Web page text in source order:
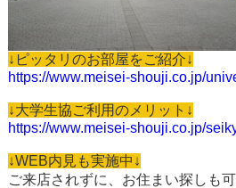
↓ピッタリのお部屋をご紹介↓
https://www.meisei-shouji.co.jp/
↓大学生協ご利用のメリット↓
https://www.meisei-shouji.co.jp/
↓WEB内見も実施中↓
ご来店されずに、お住まい探しも可